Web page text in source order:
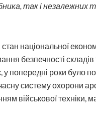
так і незалежних
національної
безпечності
у попередні роки було
систему охорони
військової техніки,